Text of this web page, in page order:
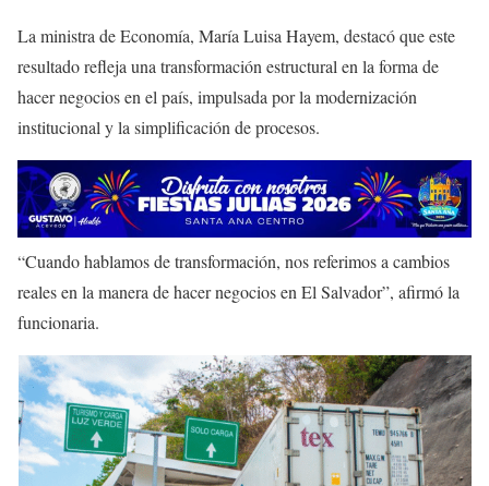
La ministra de Economía, María Luisa Hayem, destacó que este
resultado refleja una transformación estructural en la forma de
hacer negocios en el país, impulsada por la modernización
institucional y la simplificación de procesos.
“Cuando hablamos de transformación, nos referimos a cambios
reales en la manera de hacer negocios en El Salvador”, afirmó la
funcionaria.